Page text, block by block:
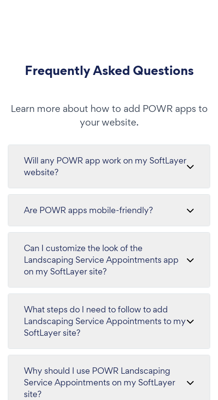
Frequently Asked Questions
Learn more about how to add POWR apps to
your website.
Will any POWR app work on my SoftLayer
website?
Are POWR apps mobile-friendly?
Can I customize the look of the
Landscaping Service Appointments app
on my SoftLayer site?
What steps do I need to follow to add
Landscaping Service Appointments to my
SoftLayer site?
Why should I use POWR Landscaping
Service Appointments on my SoftLayer
site?